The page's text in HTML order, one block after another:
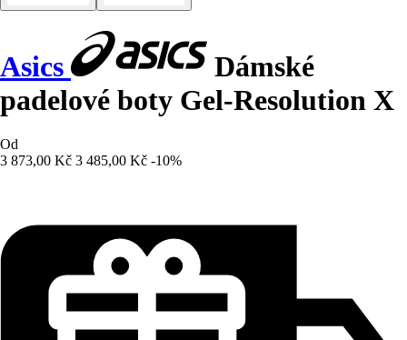
Asics
Dámské
padelové boty Gel-Resolution X
Od
3 873,00 Kč 3 485,00 Kč -10%